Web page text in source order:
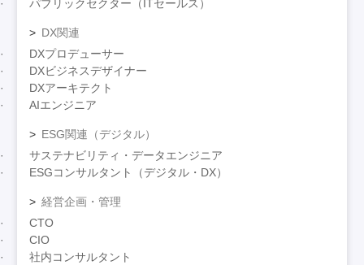
パブリックセクター（ITセールス）
DX関連
DXプロデューサー
DXビジネスデザイナー
DXアーキテクト
AIエンジニア
ESG関連（デジタル）
サステナビリティ・データエンジニア
ESGコンサルタント（デジタル・DX）
経営企画・管理
CTO
CIO
社内コンサルタント